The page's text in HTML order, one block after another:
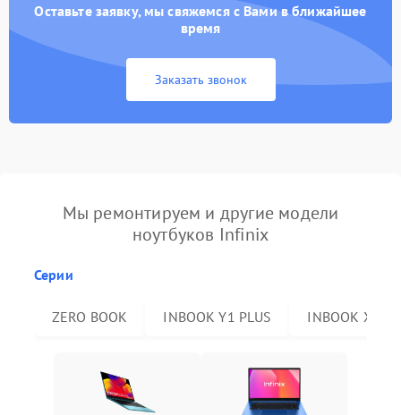
Оставьте заявку, мы свяжемся с Вами в ближайшее
время
Заказать звонок
Мы ремонтируем и другие модели
ноутбуков Infinix
Серии
ZERO BOOK INBOOK Y1 PLUS INBOOK X2